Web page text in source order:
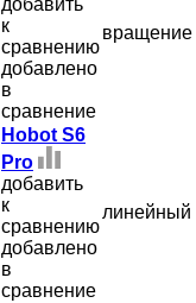
добавить
к
сравнению
добавлено
в
сравнение
вращение
Hobot S6
Pro
добавить
к
сравнению
добавлено
в
сравнение
линейный